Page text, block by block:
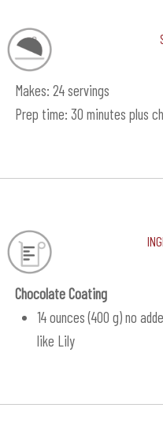
Makes: 24 servings
Prep time: 30 minutes plus
Chocolate Coating
14 ounces (400 g) no
like Lily